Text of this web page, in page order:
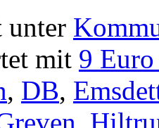
unter
mit 9
, DB,
,